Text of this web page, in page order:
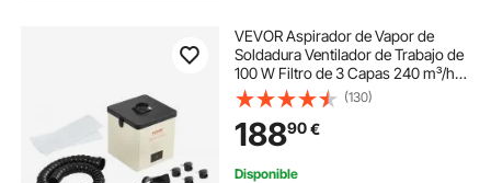
VEVOR Aspirador de Vapor de
Soldadura Ventilador de Trabajo de
100 W Filtro de 3 Capas 240 m³/h
Absorbente de Humo para
Soldadura Compacto para
Reparación de Teléfonos de
Soldadura DIY Impresión 3D
(130)
18890€
Disponible